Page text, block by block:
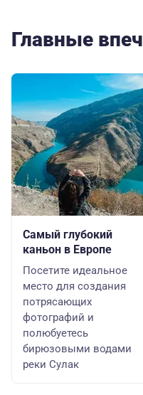
Главные
Самый глубокий
каньон в Европе
Посетите идеальное
место для создания
потрясающих
фотографий и
полюбуетесь
бирюзовыми водами
реки Сулак